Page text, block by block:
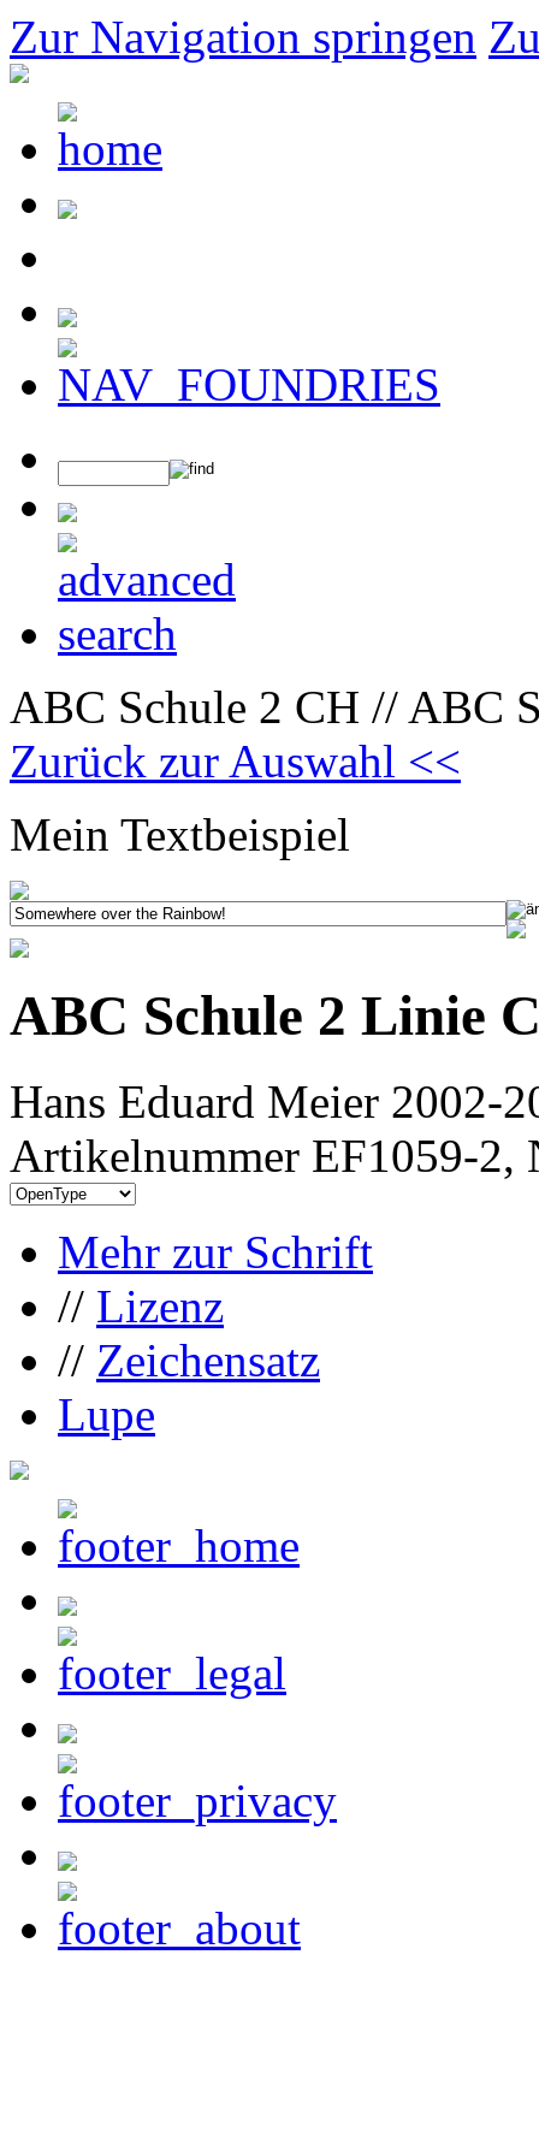
Zur Navigation springen
ABC Schule 2 CH // ABC
Zurück zur Auswahl <<
Mein Textbeispiel
ABC Schule 2 Linie
Hans Eduard Meier 2002-
Artikelnummer EF1059-2,
Mehr zur Schrift
// Lizenz
// Zeichensatz
Lupe